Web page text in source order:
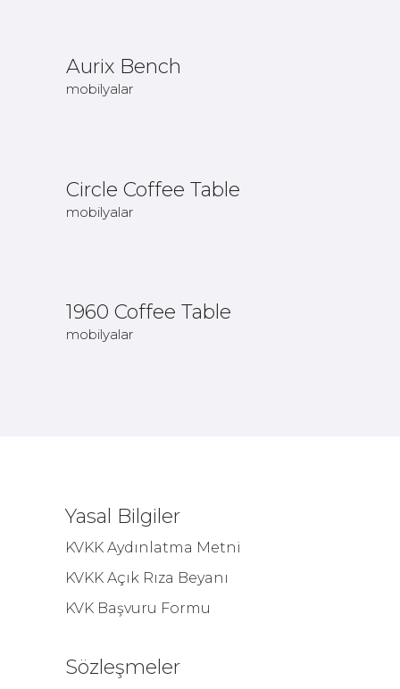
Aurix Bench
mobilyalar
Circle Coffee Table
mobilyalar
1960 Coffee Table
mobilyalar
Yasal Bilgiler
KVKK Aydınlatma Metni
KVKK Açık Rıza Beyanı
KVK Başvuru Formu
Sözleşmeler